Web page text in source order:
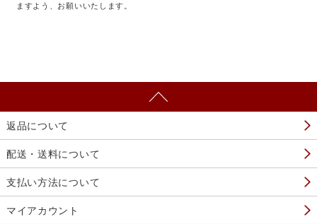
ますよう、お願いいたします。
返品について
配送・送料について
支払い方法について
マイアカウント